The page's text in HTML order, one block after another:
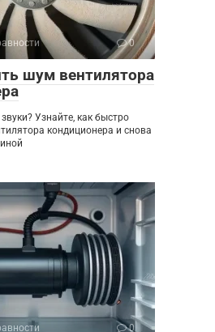
0
шум вентилятора
Узнайте, как быстро
кондиционера и снова
0